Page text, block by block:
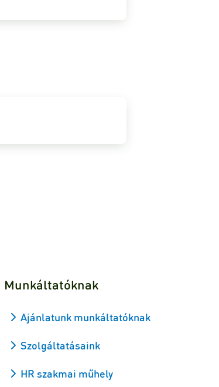
Munkáltatóknak
Ajánlatunk munkáltatóknak
Szolgáltatásaink
HR szakmai műhely